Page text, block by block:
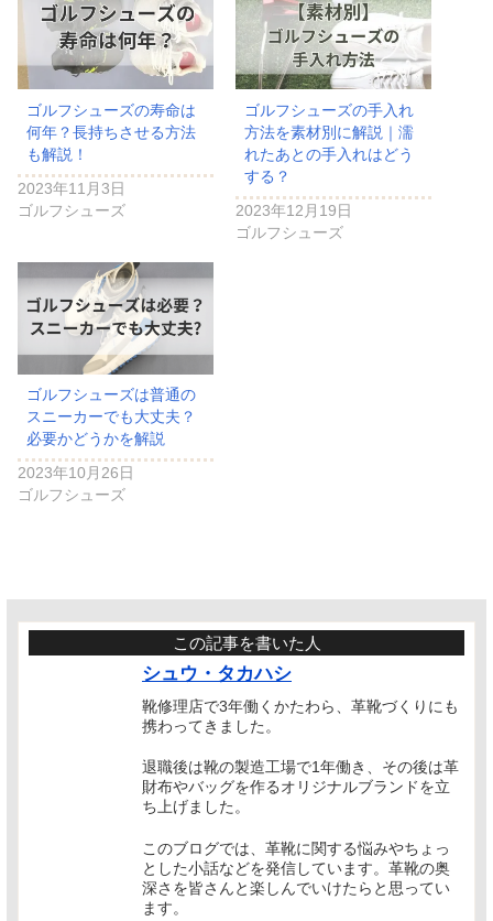
ゴルフシューズの寿命は
何年？長持ちさせる方法
も解説！
2023年11月3日
ゴルフシューズ
ゴルフシューズの手入れ
方法を素材別に解説｜濡
れたあとの手入れはどう
する？
2023年12月19日
ゴルフシューズ
ゴルフシューズは普通の
スニーカーでも大丈夫？
必要かどうかを解説
2023年10月26日
ゴルフシューズ
この記事を書いた人
シュウ・タカハシ
靴修理店で3年働くかたわら、革靴づくりにも
携わってきました。
退職後は靴の製造工場で1年働き、その後は革
財布やバッグを作るオリジナルブランドを立
ち上げました。
このブログでは、革靴に関する悩みやちょっ
とした小話などを発信しています。革靴の奥
深さを皆さんと楽しんでいけたらと思ってい
ます。